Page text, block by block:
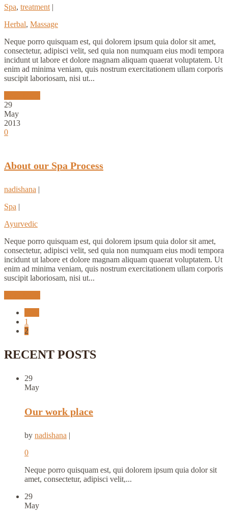
Spa, treatment |
Herbal, Massage
Neque porro quisquam est, qui dolorem ipsum quia dolor sit amet,
consectetur, adipisci velit, sed quia non numquam eius modi tempora
incidunt ut labore et dolore magnam aliquam quaerat voluptatem. Ut
enim ad minima veniam, quis nostrum exercitationem ullam corporis
suscipit laboriosam, nisi ut...
29
May
2013
0
About our Spa Process
nadishana |
Spa |
Ayurvedic
Neque porro quisquam est, qui dolorem ipsum quia dolor sit amet,
consectetur, adipisci velit, sed quia non numquam eius modi tempora
incidunt ut labore et dolore magnam aliquam quaerat voluptatem. Ut
enim ad minima veniam, quis nostrum exercitationem ullam corporis
suscipit laboriosam, nisi ut...
1
2
RECENT POSTS
29
May
Our work place
by nadishana |
0
Neque porro quisquam est, qui dolorem ipsum quia dolor sit
amet, consectetur, adipisci velit,...
29
May